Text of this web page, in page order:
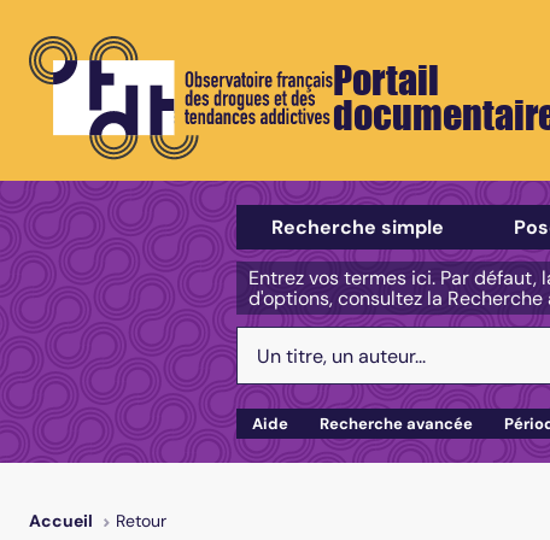
Portail
Sélectionner un type de recherche
Recherche simple
Entrez vos termes ici. Par défaut,
d'options, consultez la Recherche
Aide Recherche avancée
Accueil Retour